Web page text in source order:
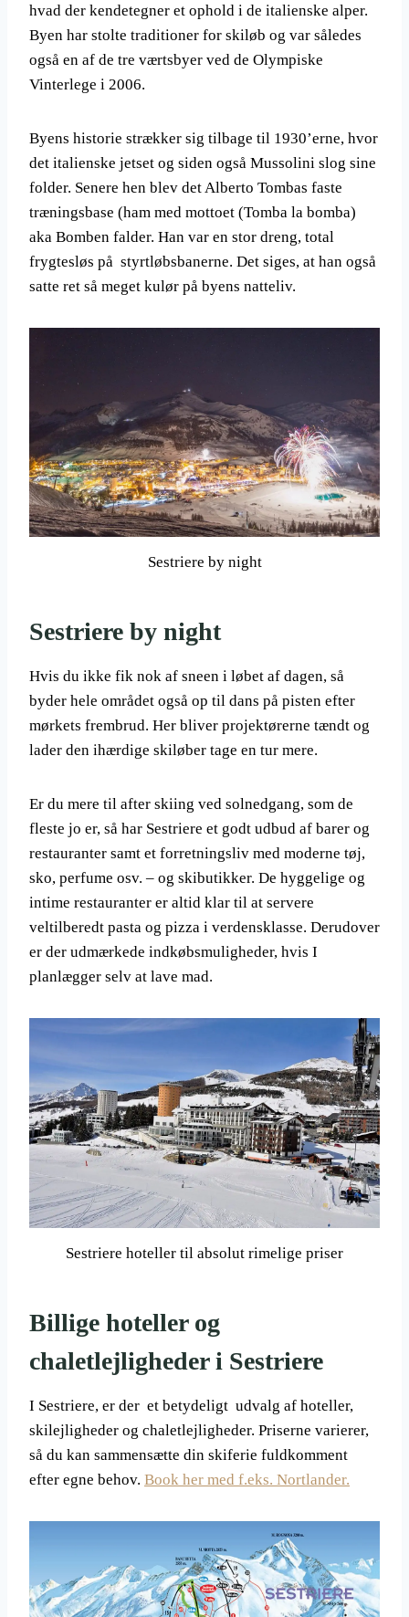
hvad der kendetegner et ophold i de italienske alper.
Byen har stolte traditioner for skiløb og var således
også en af de tre værtsbyer ved de Olympiske
Vinterlege i 2006.
Byens historie strækker sig tilbage til 1930’erne, hvor
det italienske jetset og siden også Mussolini slog sine
folder. Senere hen blev det Alberto Tombas faste
træningsbase (ham med mottoet (Tomba la bomba)
aka Bomben falder. Han var en stor dreng, total
frygtesløs på styrtløbsbanerne. Det siges, at han også
satte ret så meget kulør på byens natteliv.
Sestriere by night
Sestriere by night
Hvis du ikke fik nok af sneen i løbet af dagen, så
byder hele området også op til dans på pisten efter
mørkets frembrud. Her bliver projektørerne tændt og
lader den ihærdige skiløber tage en tur mere.
Er du mere til after skiing ved solnedgang, som de
fleste jo er, så har Sestriere et godt udbud af barer og
restauranter samt et forretningsliv med moderne tøj,
sko, perfume osv. – og skibutikker. De hyggelige og
intime restauranter er altid klar til at servere
veltilberedt pasta og pizza i verdensklasse. Derudover
er der udmærkede indkøbsmuligheder, hvis I
planlægger selv at lave mad.
Sestriere hoteller til absolut rimelige priser
Billige hoteller og
chaletlejligheder i Sestriere
I Sestriere, er der et betydeligt udvalg af hoteller,
skilejligheder og chaletlejligheder. Priserne varierer,
så du kan sammensætte din skiferie fuldkomment
efter egne behov. Book her med f.eks. Nortlander.